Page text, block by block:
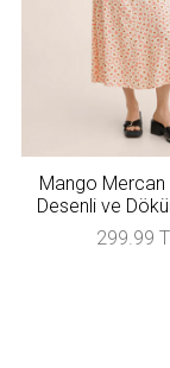
Mango Mercan
Desenli ve
299.99